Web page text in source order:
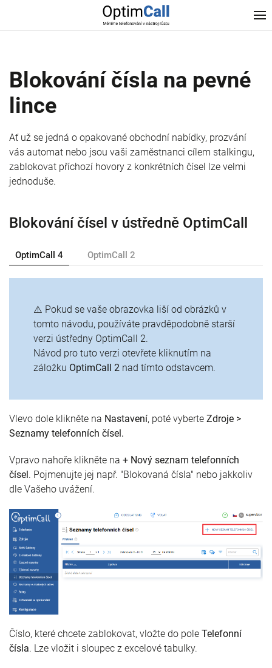
Blokování čísla na pevné
lince
Ať už se jedná o opakované obchodní nabídky, prozvání
vás automat nebo jsou vaši zaměstnanci cílem stalkingu,
zablokovat příchozí hovory z konkrétních čísel lze velmi
jednoduše.
Blokování čísel v ústředně OptimCall
OptimCall 4 OptimCall 2
⚠️ Pokud se vaše obrazovka liší od obrázků v
tomto návodu, používáte pravděpodobně starší
verzi ústředny OptimCall 2.
Návod pro tuto verzi otevřete kliknutím na
záložku OptimCall 2 nad tímto odstavcem.
Vlevo dole klikněte na Nastavení, poté vyberte Zdroje >
Seznamy telefonních čísel.
Vpravo nahoře klikněte na + Nový seznam telefonních
čísel. Pojmenujte jej např. "Blokovaná čísla" nebo jakkoliv
dle Vašeho uvážení.
Číslo, které chcete zablokovat, vložte do pole Telefonní
čísla. Lze vložit i sloupec z excelové tabulky.